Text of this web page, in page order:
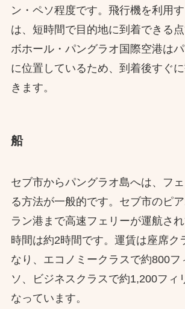
ン・ペソ程度です。​飛行機を利用
は、短時間で目的地に到着できる点
ボホール・パングラオ国際空港は
に位置しているため、到着後すぐ
きます。
船
セブ市からパングラオ島へは、フ
る方法が一般的です。​セブ市のピ
ラン港まで高速フェリーが運航さ
時間は約2時間です。​運賃は座席ク
なり、エコノミークラスで約800フ
ソ、ビジネスクラスで約1,200フィ
なっています。​